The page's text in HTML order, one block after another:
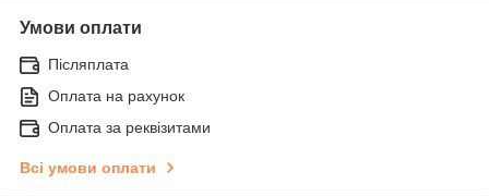
Умови оплати
Післяплата
Оплата на рахунок
Оплата за реквізитами
Всі умови оплати